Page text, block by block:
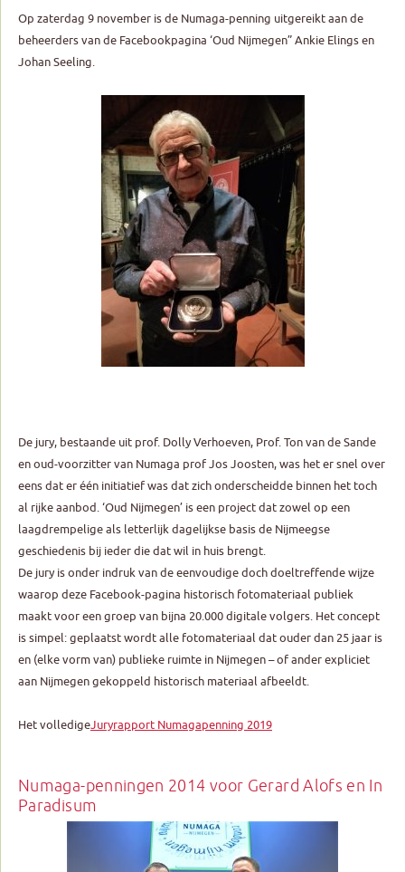
Op zaterdag 9 november is de Numaga-penning uitgereikt aan de
beheerders van de Facebookpagina ‘Oud Nijmegen” Ankie Elings en
Johan Seeling.
De jury, bestaande uit prof. Dolly Verhoeven, Prof. Ton van de Sande
en oud-voorzitter van Numaga prof Jos Joosten, was het er snel over
eens dat er één initiatief was dat zich onderscheidde binnen het toch
al rijke aanbod. ‘Oud Nijmegen’ is een project dat zowel op een
laagdrempelige als letterlijk dagelijkse basis de Nijmeegse
geschiedenis bij ieder die dat wil in huis brengt.
De jury is onder indruk van de eenvoudige doch doeltreffende wijze
waarop deze Facebook-pagina historisch fotomateriaal publiek
maakt voor een groep van bijna 20.000 digitale volgers. Het concept
is simpel: geplaatst wordt alle fotomateriaal dat ouder dan 25 jaar is
en (elke vorm van) publieke ruimte in Nijmegen – of ander expliciet
aan Nijmegen gekoppeld historisch materiaal afbeeldt.
Het volledigeJuryrapport Numagapenning 2019
Numaga-penningen 2014 voor Gerard Alofs en In
Paradisum